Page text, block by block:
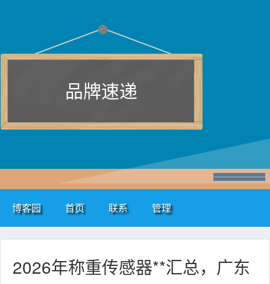
品牌速递
博客园 首页 联系 管理
2026年称重传感器**汇总，广东